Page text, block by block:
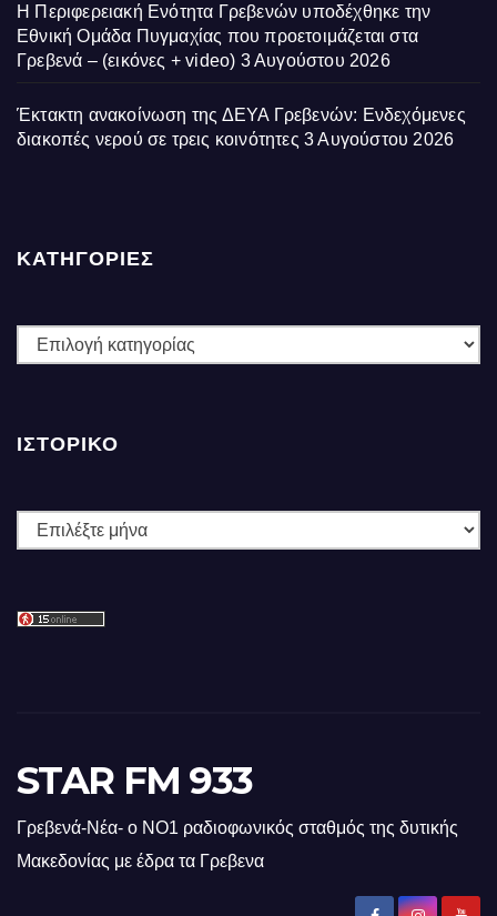
Η Περιφερειακή Ενότητα Γρεβενών υποδέχθηκε την
Εθνική Ομάδα Πυγμαχίας που προετοιμάζεται στα
Γρεβενά – (εικόνες + video) 3 Αυγούστου 2026
Έκτακτη ανακοίνωση της ΔΕΥΑ Γρεβενών: Ενδεχόμενες
διακοπές νερού σε τρεις κοινότητες 3 Αυγούστου 2026
ΚΑΤΗΓΟΡΙΕΣ
ΚΑΤΗΓΟΡΙΕΣ
ΙΣΤΟΡΙΚΌ
Ιστορικό
STAR FM 933
Γρεβενά-Νέα- ο ΝΟ1 ραδιοφωνικός σταθμός της δυτικής
Μακεδονίας με έδρα τα Γρεβενα